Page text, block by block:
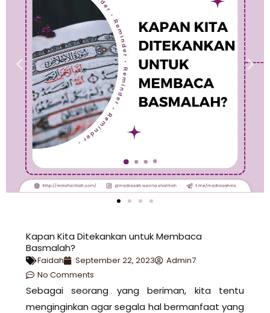
Kapan Kita Ditekankan untuk Membaca
Basmalah?
Faidah September 22, 2023
Admin7
No Comments
Sebagai seorang yang beriman, kita tentu
menginginkan agar segala hal bermanfaat yang